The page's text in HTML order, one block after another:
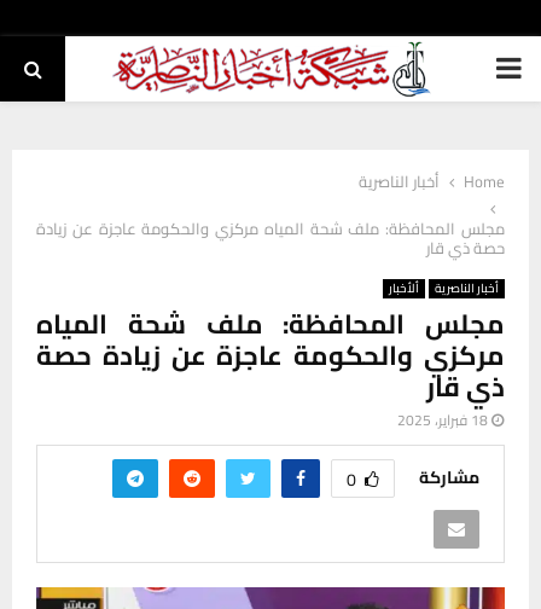
PRIMARY
Home
أخبار الناصرية
مجلس المحافظة: ملف شحة المياه مركزي والحكومة عاجزة عن زيادة
حصة ذي قار
أخبار الناصرية ألأخبار
مجلس المحافظة: ملف شحة المياه
مركزي والحكومة عاجزة عن زيادة حصة
ذي قار
18 فبراير، 2025
مشاركة 0